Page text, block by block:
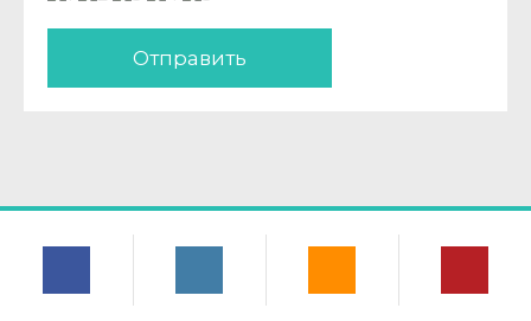
Отправить